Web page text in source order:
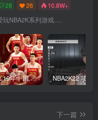
28 26 10.8W+
NBA2K系列游戏....
NBA2K22 19年中国队面补合集
下一篇